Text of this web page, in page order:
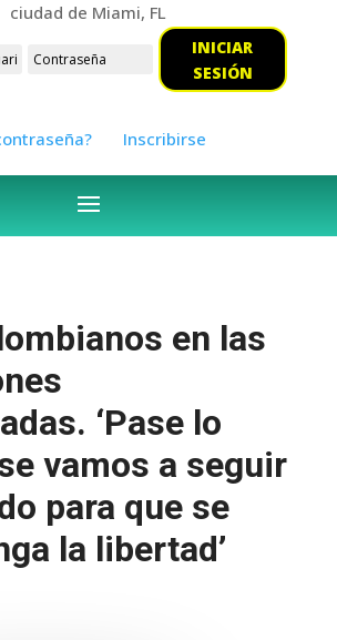
ciudad de Miami, FL
INICIAR
SESIÓN
Inscribirse
en las
‘Pase lo
vamos a seguir
para que se
la libertad’